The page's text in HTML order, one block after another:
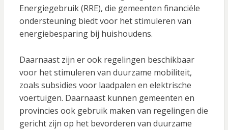
Energiegebruik (RRE), die gemeenten financiële
ondersteuning biedt voor het stimuleren van
energiebesparing bij huishoudens.
Daarnaast zijn er ook regelingen beschikbaar
voor het stimuleren van duurzame mobiliteit,
zoals subsidies voor laadpalen en elektrische
voertuigen. Daarnaast kunnen gemeenten en
provincies ook gebruik maken van regelingen die
gericht zijn op het bevorderen van duurzame